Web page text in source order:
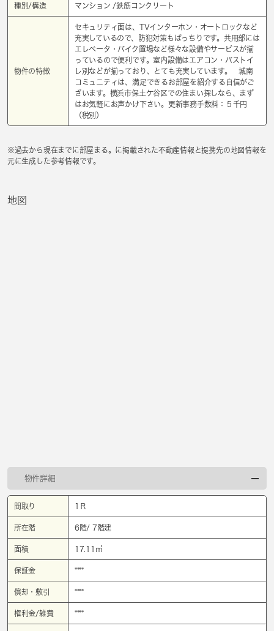
種別/構造 マンション /鉄筋コンクリート
物件の特徴
セキュリティ面は、TVインターホン・オートロックなど
充実しているので、防犯対策もばっちりです。共用部には
エレベータ・バイク置場など様々な設備やサービスが揃
っているので便利です。室内設備はエアコン・バストイ
レ別などが揃っており、とても充実しています。 城南
コミュニティは、満足できるお部屋を紹介する自信がご
ざいます。横浜市保土ケ谷区での住まい探しなら、まず
はお気軽にお声かけ下さい。更新事務手数料：５千円
（税別）
※過去から現在までに部屋まる。に掲載された不動産情報と提携先の地図情報を
元に生成した参考情報です。
地図
物件詳細
間取り 1Ｒ
所在階 6階/ 7階建
面積 17.11㎡
保証金 ****
償却・敷引 ****
権利金/雑費 ****